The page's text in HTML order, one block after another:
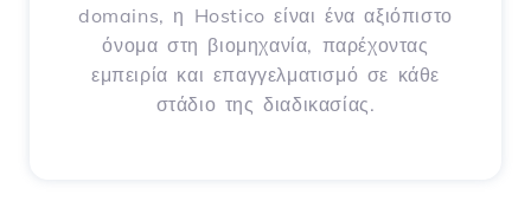
domains, η Hostico είναι ένα αξιόπιστο
όνομα στη βιομηχανία, παρέχοντας
εμπειρία και επαγγελματισμό σε κάθε
στάδιο της διαδικασίας.